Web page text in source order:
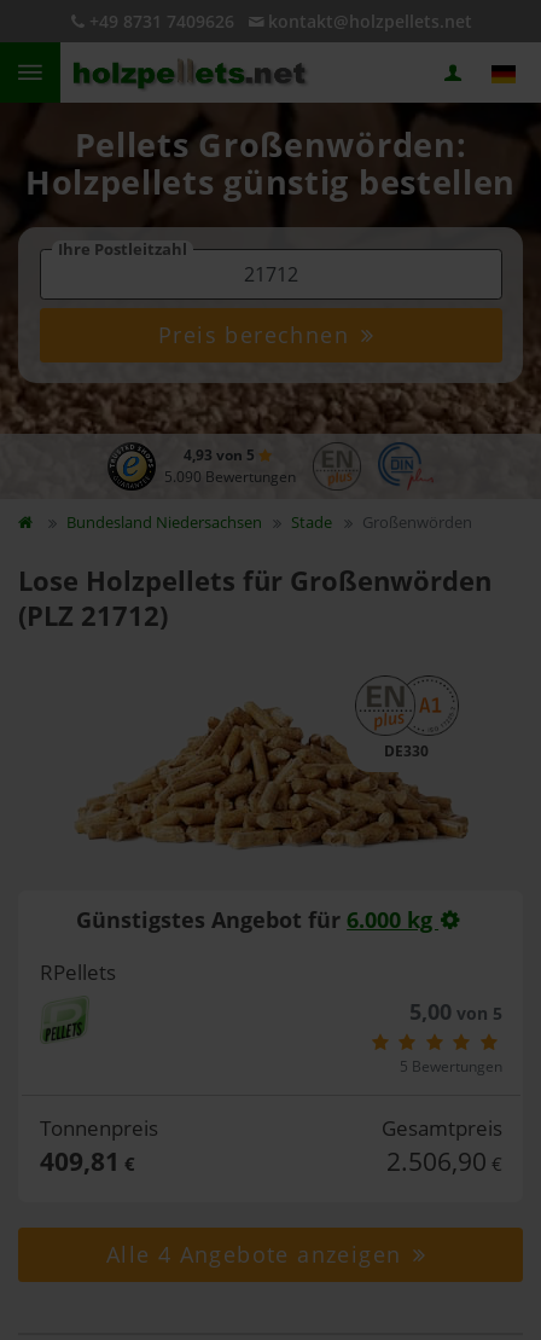
+49 8731 7409626 kontakt@holzpellets.net
Pellets Großenwörden:
Holzpellets günstig bestellen
Ihre Postleitzahl
Preis berechnen
4,93 von 5
5.090 Bewertungen
Bundesland Niedersachsen Stade Großenwörden
Lose Holzpellets für Großenwörden
(PLZ 21712)
DE330
Günstigstes Angebot für 6.000 kg
RPellets
5,00 von 5
5 Bewertungen
Tonnenpreis
409,81 €
Gesamtpreis
2.506,90 €
Alle 4 Angebote anzeigen